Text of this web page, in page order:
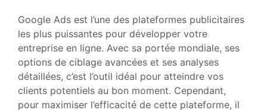
Google Ads est l’une des plateformes publicitaires
les plus puissantes pour développer votre
entreprise en ligne. Avec sa portée mondiale, ses
options de ciblage avancées et ses analyses
détaillées, c’est l’outil idéal pour atteindre vos
clients potentiels au bon moment. Cependant,
pour maximiser l’efficacité de cette plateforme, il